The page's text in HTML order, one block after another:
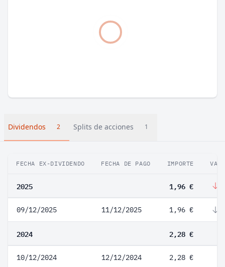
Dividendos 2 Splits de acciones 1
FECHA EX-DIVIDENDO FECHA DE PAGO IMPORTE
2025 1,96 €
09/12/2025 11/12/2025 1,96 €
2024 2,28 €
10/12/2024 12/12/2024 2,28 €